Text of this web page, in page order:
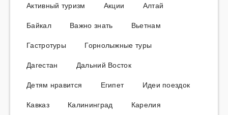
Активный туризм Акции
Алтай
Байкал
Важно знать
Вьетнам
Гастротуры
Горнолыжные туры
Дагестан
Дальний Восток
Детям нравится
Египет
Идеи поездок
Кавказ
Калининград
Карелия